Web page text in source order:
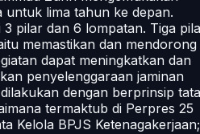
lima tahun ke depan.
3 pilar dan 6 lompatan. Tiga
memastikan dan mendorong
dapat meningkatkan dan
penyelenggaraan jaminan
dengan berprinsip tata
termaktub di Perpres 25
Kelola BPJS Ketenagakerjaan;